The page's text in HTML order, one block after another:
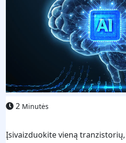
2 Minutės
Įsivaizduokite vieną